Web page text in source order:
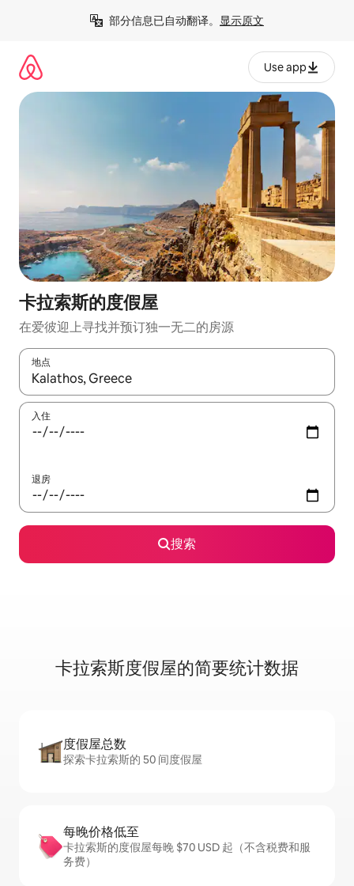
部分信息已自动翻译。 显示原文
Use app
卡拉索斯的度假屋
在爱彼迎上寻找并预订独一无二的房源
地点
如有搜索结果，请使用上下方向键查看，或通过点击或滑动手势
入住
退房
搜索
卡拉索斯度假屋的简要统计数据
度假屋总数
探索卡拉索斯的 50 间度假屋
每晚价格低至
卡拉索斯的度假屋每晚 $70 USD 起（不含税费和服
务费）